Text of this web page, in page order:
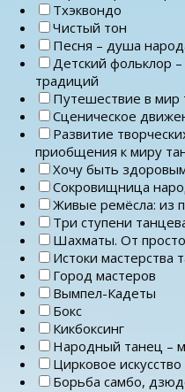
Тхэквондо
Чистый тон
Песня – душа
Детский фольклор
традиций
Путешествие в мир
Сценическое
Развитие
приобщения к миру
Хочу быть
Сокровищница
Живые ремёсла: из
Три ступени
Шахматы. От
Истоки мастерства
Город мастеров
Вымпел-Кадеты
Бокс
Кикбоксинг
Народный танец –
Цирковое искусство
Борьба самбо,